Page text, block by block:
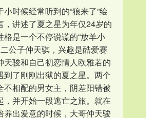
时候经常听到的“狼来了”绘
，讲述了夏之星为年仅24岁的
格是一个不停说谎的“放羊小
公子仲天骐，兴趣是酷爱赛
天骏和自己初恋情人欧雅若的
到了刚刚出狱的夏之星。两个
不相配的男女主，阴差阳错被
，并开始一段逃亡之旅。就在
养出爱意的时候，大哥仲天骏